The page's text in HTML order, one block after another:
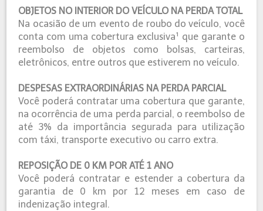
OBJETOS NO INTERIOR DO VEÍCULO NA PERDA TOTAL
Na ocasião de um evento de roubo do veículo, você
conta com uma cobertura exclusiva¹ que garante o
reembolso de objetos como bolsas, carteiras,
eletrônicos, entre outros que estiverem no veículo.
DESPESAS EXTRAORDINÁRIAS NA PERDA PARCIAL
Você poderá contratar uma cobertura que garante,
na ocorrência de uma perda parcial, o reembolso de
até 3% da importância segurada para utilização
com táxi, transporte executivo ou carro extra.
REPOSIÇÃO DE 0 KM POR ATÉ 1 ANO
Você poderá contratar e estender a cobertura da
garantia de 0 km por 12 meses em caso de
indenização integral.